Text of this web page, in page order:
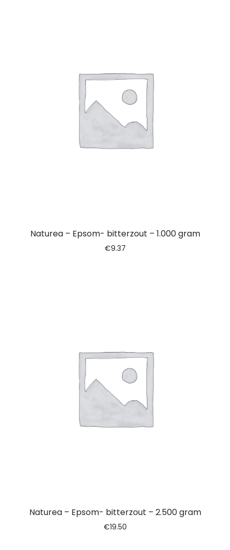
Naturea – Epsom- bitterzout – 1.000 gram
€9.37
Naturea – Epsom- bitterzout – 2.500 gram
€19.50